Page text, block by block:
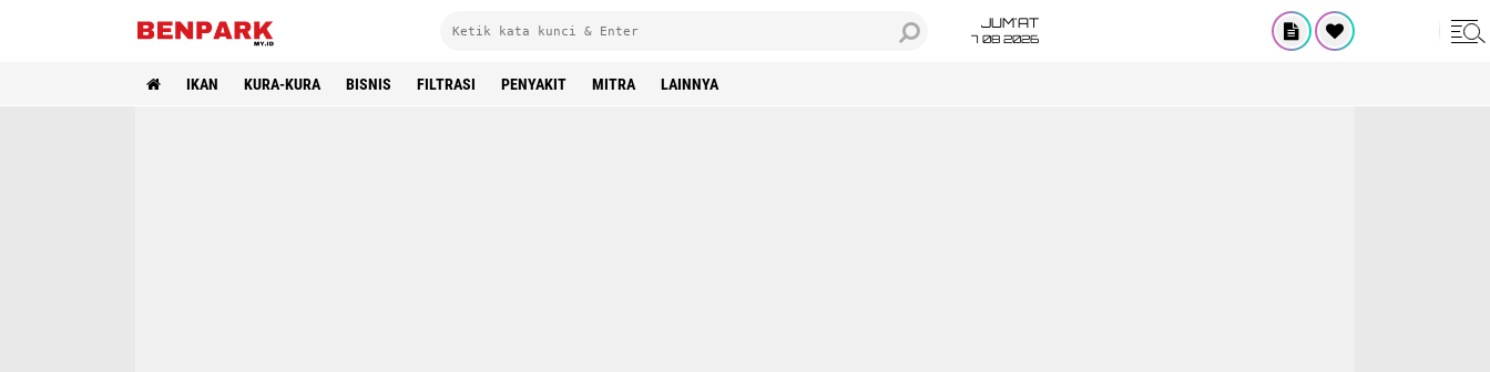
JUM'AT
7 08 2026
IKAN KURA-KURA BISNIS FILTRASI PENYAKIT MITRA LAINNYA